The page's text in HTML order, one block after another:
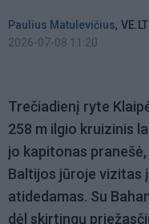
Paulius Matulevičius, VE.LT
2026-07-08 11:20
Trečiadienį ryte
258 m ilgio kruizinis
jo kapitonas
Baltijos jūroje vizitas
atidedamas. Su
dėl skirtingų